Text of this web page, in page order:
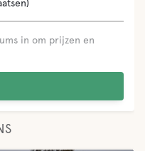
in om prijzen en